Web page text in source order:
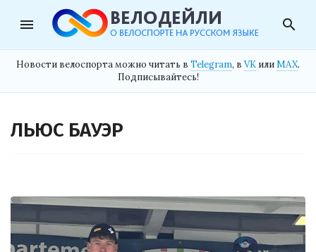
menu search
Новости велоспорта можно читать в Telegram, в VK илиMAX.
Подписывайтесь!
ЛЬЮС БАУЭР